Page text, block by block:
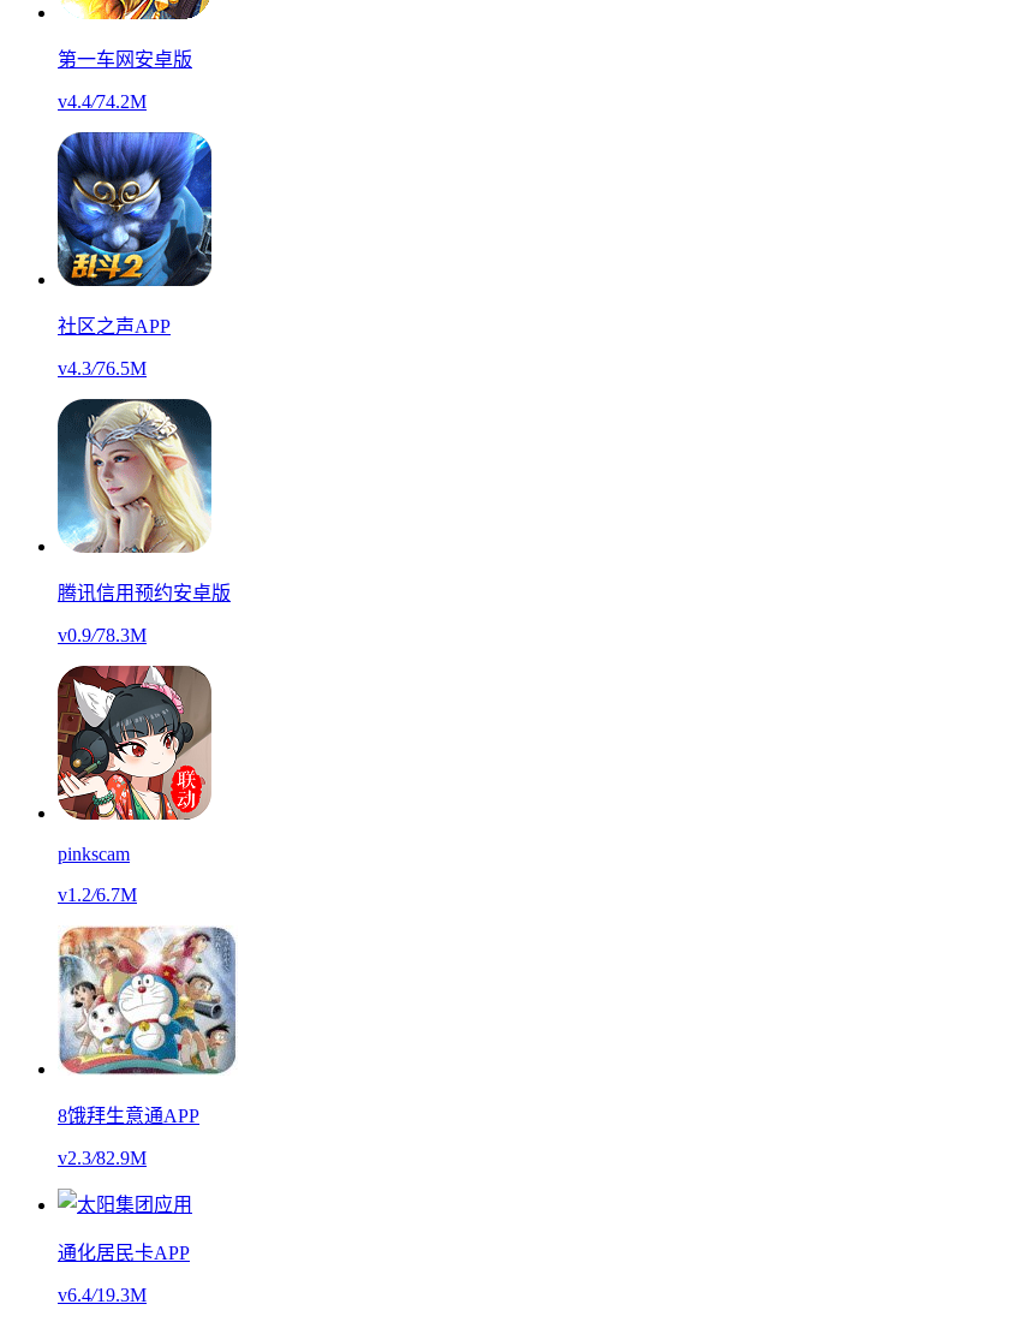
第一车网安卓版
v4.4/74.2M
社区之声APP
v4.3/76.5M
腾讯信用预约安卓版
v0.9/78.3M
pinkscam
v1.2/6.7M
8饿拜生意通APP
v2.3/82.9M
通化居民卡APP
v6.4/19.3M